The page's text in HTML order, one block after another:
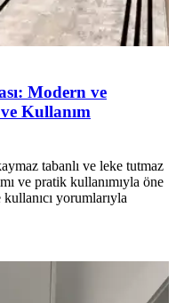
Modern ve
Kullanım
tabanlı ve leke tutmaz
ve pratik kullanımıyla öne
yorumlarıyla